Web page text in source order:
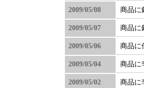
2009/05/08 商品に
2009/05/07 商品に
2009/05/06 商品に
2009/05/04 商品に
2009/05/02 商品に